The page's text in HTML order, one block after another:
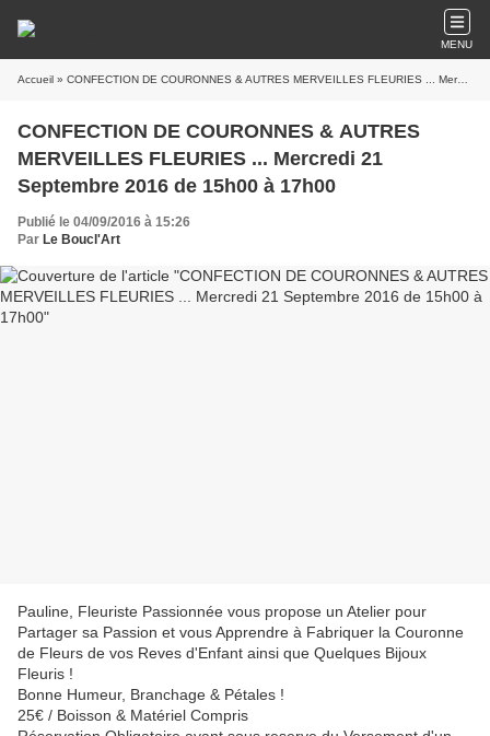
MENU
Accueil » CONFECTION DE COURONNES & AUTRES MERVEILLES FLEURIES ... Mercredi 21 Septembre 2016 de 15h00 à 17h00
CONFECTION DE COURONNES & AUTRES
MERVEILLES FLEURIES ... Mercredi 21
Septembre 2016 de 15h00 à 17h00
Publié le 04/09/2016 à 15:26
Par Le Boucl'Art
Pauline, Fleuriste Passionnée vous propose un Atelier pour
Partager sa Passion et vous Apprendre à Fabriquer la Couronne
de Fleurs de vos Reves d'Enfant ainsi que Quelques Bijoux
Fleuris !
Bonne Humeur, Branchage & Pétales !
25€ / Boisson & Matériel Compris